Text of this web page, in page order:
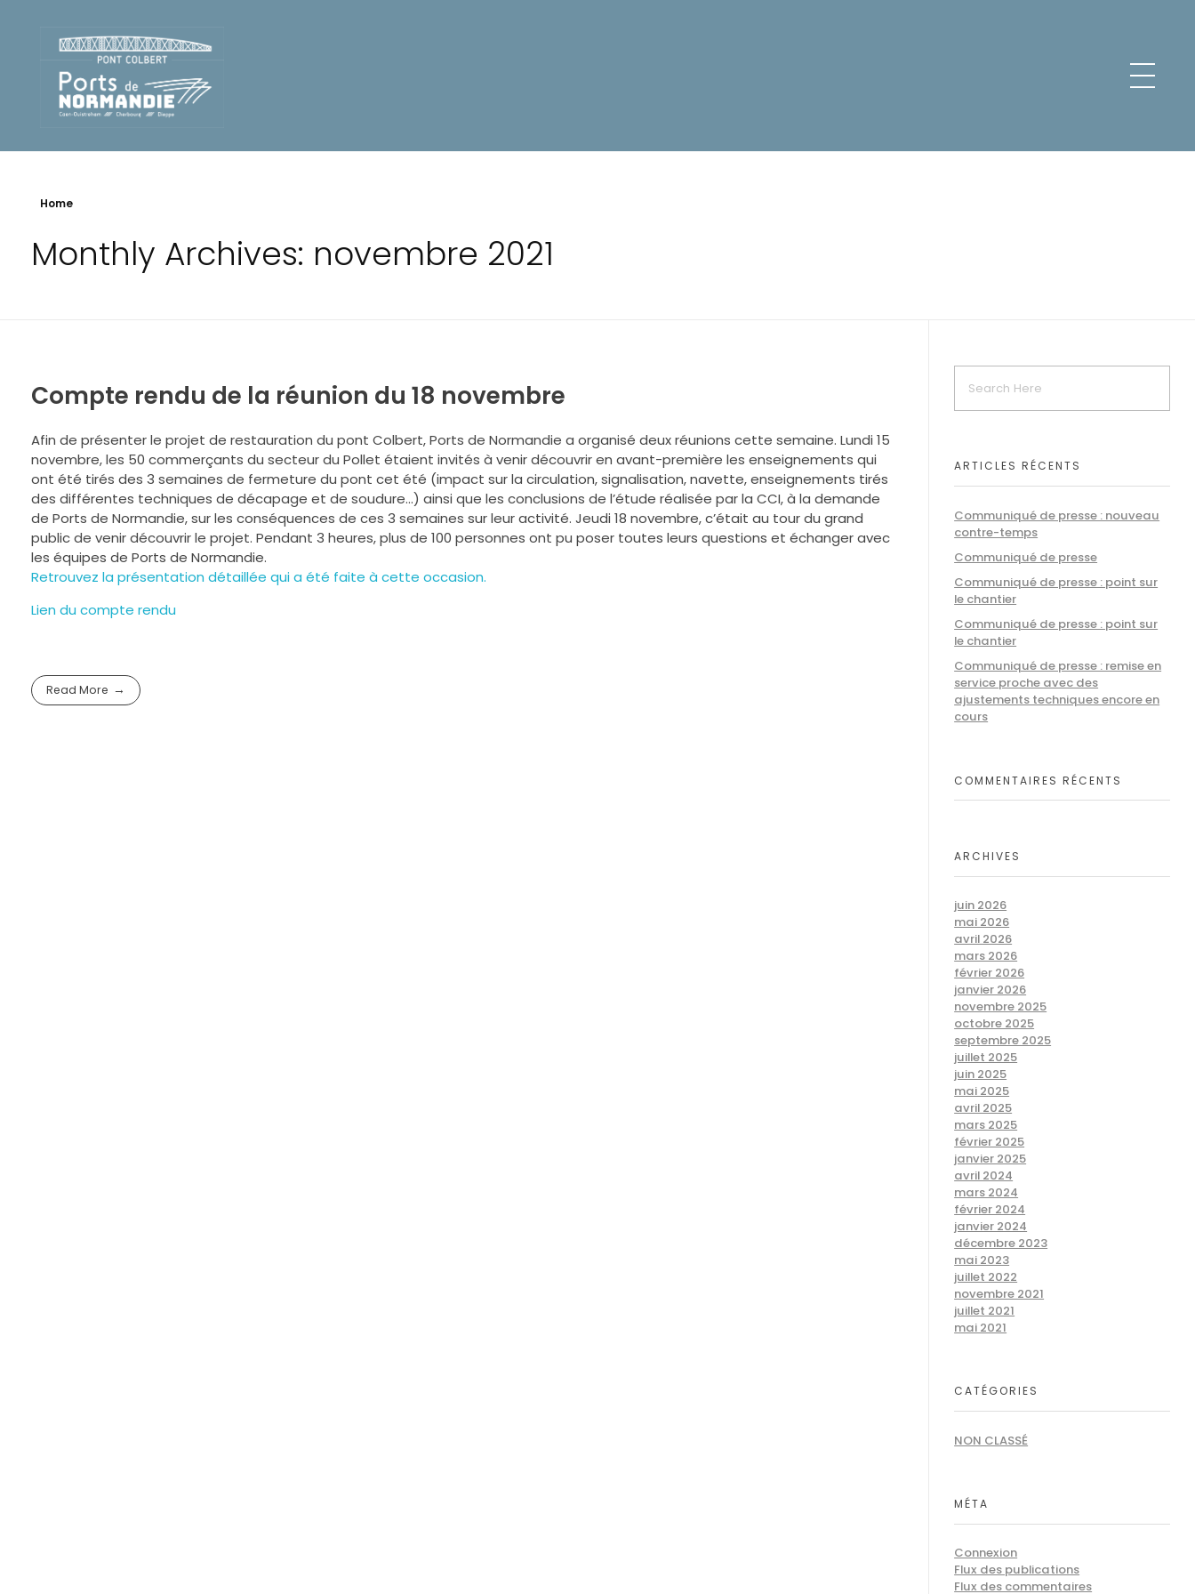
Home
Monthly Archives: novembre 2021
Compte rendu de la réunion du 18 novembre
Afin de présenter le projet de restauration du pont Colbert, Ports de Normandie a organisé deux réunions cette semaine. Lundi 15
novembre, les 50 commerçants du secteur du Pollet étaient invités à venir découvrir en avant-première les enseignements qui
ont été tirés des 3 semaines de fermeture du pont cet été (impact sur la circulation, signalisation, navette, enseignements tirés
des différentes techniques de décapage et de soudure…) ainsi que les conclusions de l’étude réalisée par la CCI, à la demande
de Ports de Normandie, sur les conséquences de ces 3 semaines sur leur activité. Jeudi 18 novembre, c’était au tour du grand
public de venir découvrir le projet. Pendant 3 heures, plus de 100 personnes ont pu poser toutes leurs questions et échanger avec
les équipes de Ports de Normandie.
Retrouvez la présentation détaillée qui a été faite à cette occasion.
Lien du compte rendu
Read More
ARTICLES RÉCENTS
Communiqué de presse : nouveau
contre-temps
Communiqué de presse
Communiqué de presse : point sur
le chantier
Communiqué de presse : point sur
le chantier
Communiqué de presse : remise en
service proche avec des
ajustements techniques encore en
cours
COMMENTAIRES RÉCENTS
ARCHIVES
juin 2026
mai 2026
avril 2026
mars 2026
février 2026
janvier 2026
novembre 2025
octobre 2025
septembre 2025
juillet 2025
juin 2025
mai 2025
avril 2025
mars 2025
février 2025
janvier 2025
avril 2024
mars 2024
février 2024
janvier 2024
décembre 2023
mai 2023
juillet 2022
novembre 2021
juillet 2021
mai 2021
CATÉGORIES
NON CLASSÉ
MÉTA
Connexion
Flux des publications
Flux des commentaires